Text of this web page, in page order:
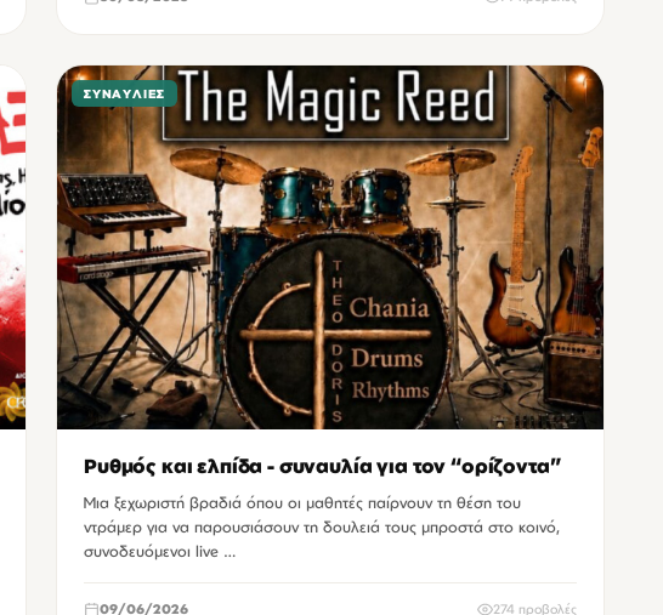
ΣΥΝΑΥΛΊΕΣ
Ρυθμός και ελπίδα - συναυλία για τον “ορίζοντα”
Μια ξεχωριστή βραδιά όπου οι μαθητές παίρνουν τη θέση του
ντράμερ για να παρουσιάσουν τη δουλειά τους μπροστά στο κοινό,
συνοδευόμενοι live …
09/06/2026 274 προβολές